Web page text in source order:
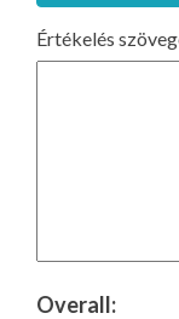
Értékelés
Overall: